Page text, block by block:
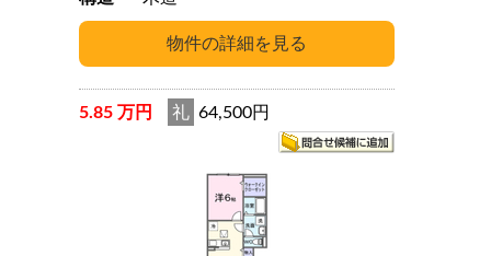
5.85 万円 礼 64,500円